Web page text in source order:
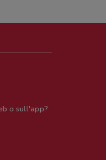
o sull'app?